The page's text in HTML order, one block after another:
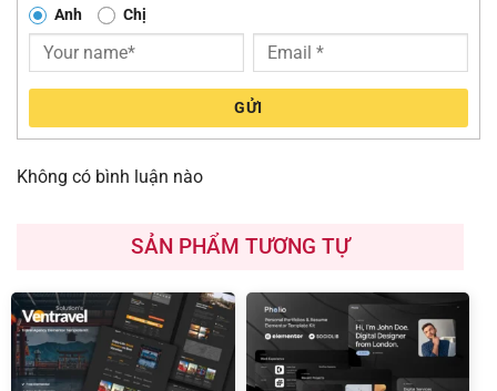
Anh Chị
GỬI
Không có bình luận nào
SẢN PHẨM TƯƠNG TỰ